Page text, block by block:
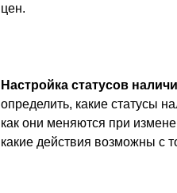
цен.
Настройка статусов
определить, какие статусы
как они меняются при
какие действия возможны с